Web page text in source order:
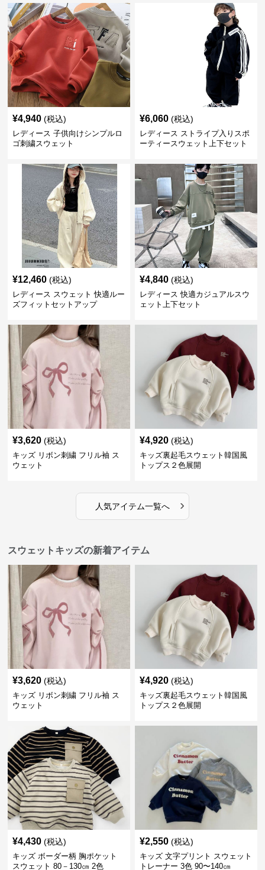
¥4,940 (税込)
レディース 子供向けシンプルロ
ゴ刺繍スウェット
¥6,060 (税込)
レディース ストライプ入りスポ
ーティースウェット上下セット
¥12,460 (税込)
レディース スウェット 快適ルー
ズフィットセットアップ
¥4,840 (税込)
レディース 快適カジュアルスウ
ェット上下セット
¥3,620 (税込)
キッズ リボン刺繍 フリル袖 ス
ウェット
¥4,920 (税込)
キッズ裏起毛スウェット韓国風
トップス２色展開
人気アイテム一覧へ ›
スウェットキッズの新着アイテム
¥3,620 (税込)
キッズ リボン刺繍 フリル袖 ス
ウェット
¥4,920 (税込)
キッズ裏起毛スウェット韓国風
トップス２色展開
¥4,430 (税込)
キッズ ボーダー柄 胸ポケット
スウェット 80－130㎝ 2色
¥2,550 (税込)
キッズ 文字プリント スウェット
トレーナー 3色 90〜140㎝